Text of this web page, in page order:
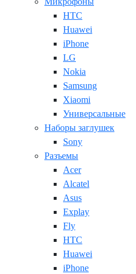
HTC
Huawei
iPhone
LG
Nokia
Samsung
Xiaomi
Универсальные
Наборы заглушек
Sony
Разъемы
Acer
Alcatel
Asus
Explay
Fly
HTC
Huawei
iPhone